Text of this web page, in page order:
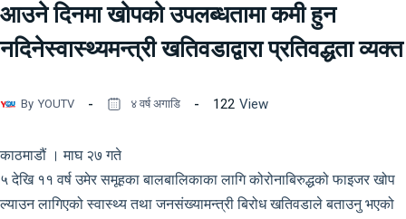
आउने दिनमा खोपको उपलब्धतामा कमी हुन
नदिनेस्वास्थ्यमन्त्री खतिवडाद्वारा प्रतिवद्धता व्यक्त
By YOUTV ४ वर्ष अगाडि 122 View
काठमाडौं । माघ २७ गते
५ देखि ११ वर्ष उमेर समूहका बालबालिकाका लागि कोरोनाबिरुद्धको फाइजर खोप
ल्याउन लागिएको स्वास्थ्य तथा जनसंख्यामन्त्री बिरोध खतिवडाले बताउनु भएको